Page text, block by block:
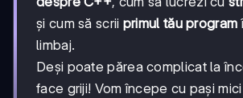
și cum să scrii primul tău program
limbaj.
Deși poate părea complicat la
face griji! Vom începe cu pași